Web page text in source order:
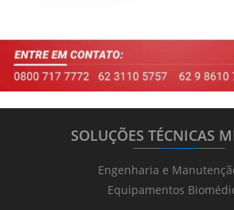
SOLUÇÕES TÉCNICAS
_______________________
Engenharia e
Equipamentos